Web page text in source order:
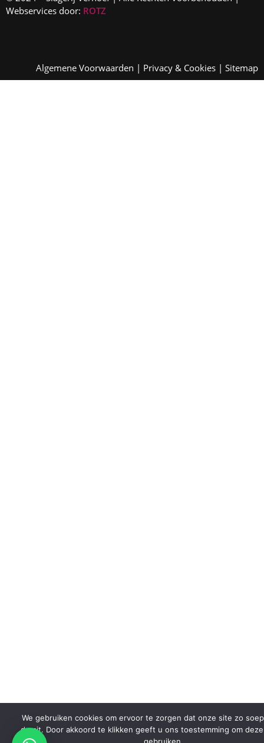
Webservices door: ROTZ
Algemene Voorwaarden | Privacy & Cookies | Sitemap
We gebruiken cookies om ervoor te zorgen dat onze site zo
draait. Door akkoord te klikken geeft u ons toestemming om